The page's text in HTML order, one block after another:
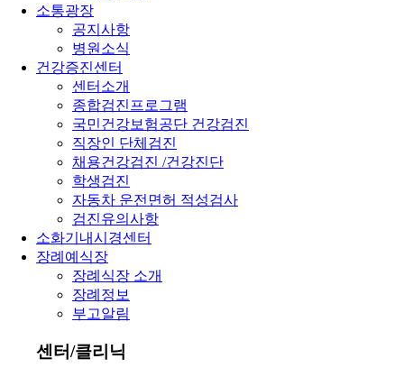
소통광장
공지사항
병원소식
건강증진센터
센터소개
종합검진프로그램
국민건강보험공단 건강검진
직장인 단체검진
채용건강검진 /건강진단
학생검진
자동차 운전면허 적성검사
검진유의사항
소화기내시경센터
장례예식장
장례식장 소개
장례정보
부고알림
센터/클리닉